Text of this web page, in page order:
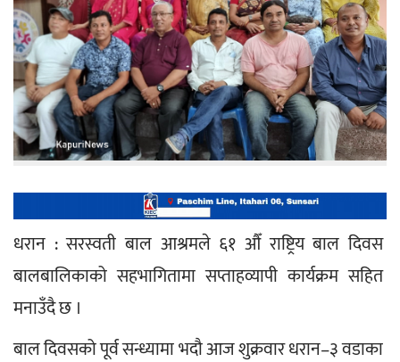
धरान : सरस्वती बाल आश्रमले ६१ औँ राष्ट्रिय बाल दिवस
बालबालिकाको सहभागितामा सप्ताहव्यापी कार्यक्रम सहित
मनाउँदै छ ।
बाल दिवसको पूर्व सन्ध्यामा भदौ आज शुक्रवार धरान–३ वडाका